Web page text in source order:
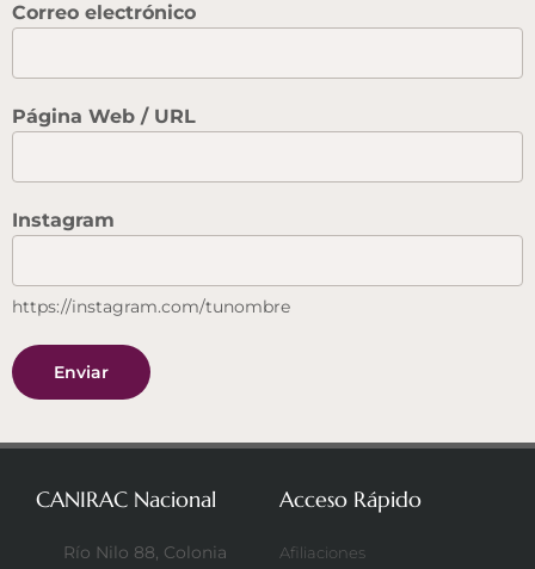
Correo electrónico
Página Web / URL
Instagram
https://instagram.com/tunombre
Enviar
CANIRAC Nacional
Río Nilo 88, Colonia
Acceso Rápido
Afiliaciones